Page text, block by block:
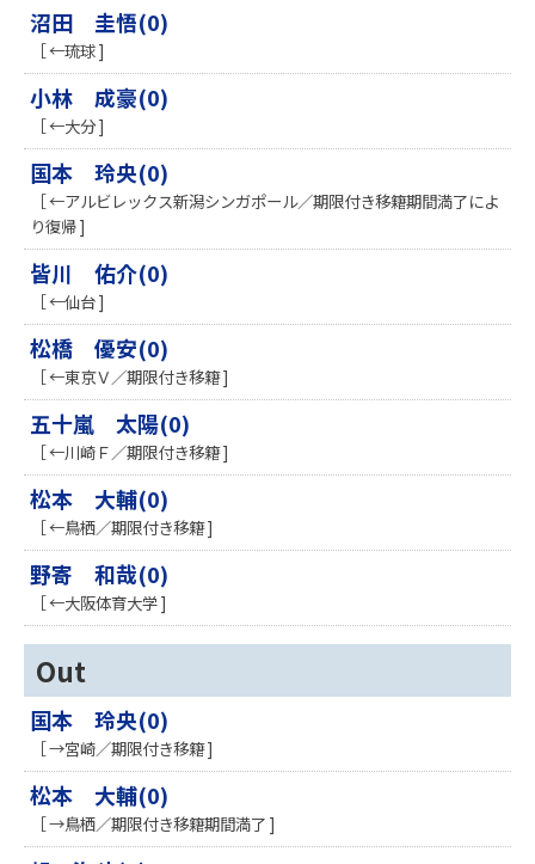
沼田 圭悟(0)
［ ←琉球 ]
小林 成豪(0)
［ ←大分 ]
国本 玲央(0)
［ ←アルビレックス新潟シンガポール／期限付き移籍期間満了によ
り復帰 ]
皆川 佑介(0)
［ ←仙台 ]
松橋 優安(0)
［ ←東京Ｖ／期限付き移籍 ]
五十嵐 太陽(0)
［ ←川崎Ｆ／期限付き移籍 ]
松本 大輔(0)
［ ←鳥栖／期限付き移籍 ]
野寄 和哉(0)
［ ←大阪体育大学 ]
Out
国本 玲央(0)
［ →宮崎／期限付き移籍 ]
松本 大輔(0)
［ →鳥栖／期限付き移籍期間満了 ]